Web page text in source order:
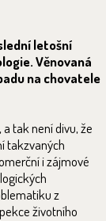
letošní
Věnovaná
na chovatele
tak není divu, že
takzvaných
i zájmové
z
životního